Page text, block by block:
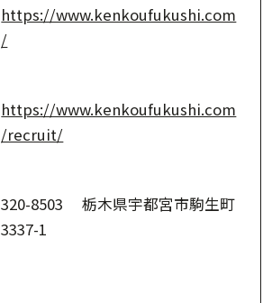
https://www.kenkoufukushi.com
/
https://www.kenkoufukushi.com
/recruit/
320-8503 栃木県宇都宮市駒生町
3337-1